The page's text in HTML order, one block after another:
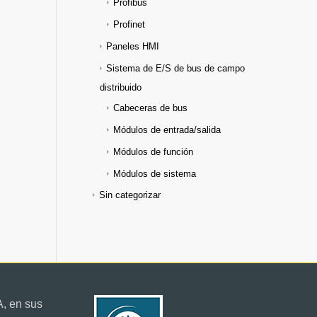
Profibus
Profinet
Paneles HMI
Sistema de E/S de bus de campo
distribuido
Cabeceras de bus
Módulos de entrada/salida
Módulos de función
Módulos de sistema
Sin categorizar
en sus